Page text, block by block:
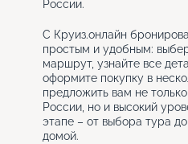
России.
С Круиз.онлайн
простым и удобным:
маршрут, узнайте все
оформите покупку в
предложить вам не
России, но и высокий
этапе – от выбора тура
домой.